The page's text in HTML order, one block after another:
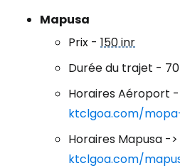
Mapusa
Prix - 150 inr
Durée du trajet -
Horaires Aéroport -
ktclgoa.com/
Horaires Mapusa -
ktclgoa.com/